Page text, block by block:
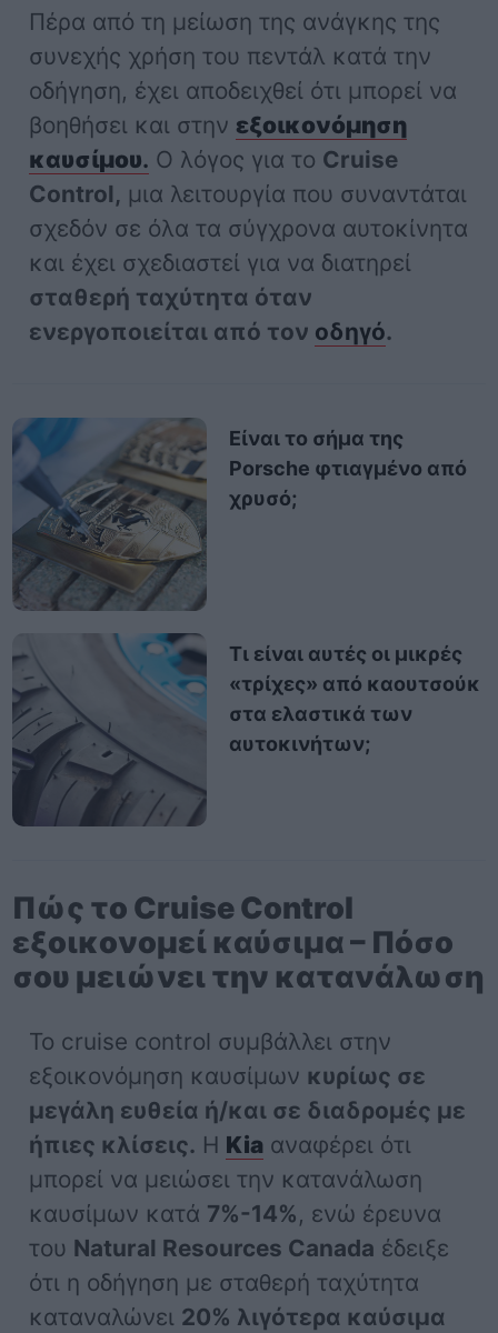
Πέρα από τη μείωση της ανάγκης της
συνεχής χρήση του πεντάλ κατά την
οδήγηση, έχει αποδειχθεί ότι μπορεί να
βοηθήσει και στην εξοικονόμηση
καυσίμου. Ο λόγος για το Cruise
Control, μια λειτουργία που συναντάται
σχεδόν σε όλα τα σύγχρονα αυτοκίνητα
και έχει σχεδιαστεί για να διατηρεί
σταθερή ταχύτητα όταν
ενεργοποιείται από τον οδηγό.
Είναι το σήμα της
Porsche φτιαγμένο από
χρυσό;
Τι είναι αυτές οι μικρές
«τρίχες» από καουτσούκ
στα ελαστικά των
αυτοκινήτων;
Πώς το Cruise Control
εξοικονομεί καύσιμα – Πόσο
σου μειώνει την κατανάλωση
Το cruise control συμβάλλει στην
εξοικονόμηση καυσίμων κυρίως σε
μεγάλη ευθεία ή/και σε διαδρομές με
ήπιες κλίσεις. Η Kia αναφέρει ότι
μπορεί να μειώσει την κατανάλωση
καυσίμων κατά 7%-14%, ενώ έρευνα
του Natural Resources Canada έδειξε
ότι η οδήγηση με σταθερή ταχύτητα
καταναλώνει 20% λιγότερα καύσιμα